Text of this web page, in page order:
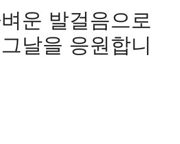
운 발걸음으로
날을 응원합니